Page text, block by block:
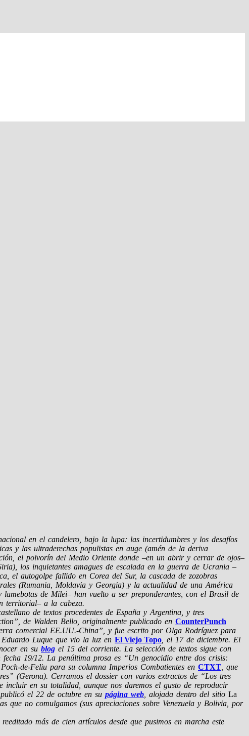
en el candelero, bajo la lupa: las incertidumbres y los desafíos
y las ultraderechas populistas en auge (amén de la deriva
el polvorín del Medio Oriente donde –en un abrir y cerrar de ojos–
los inquietantes amagues de escalada en la guerra de Ucrania –
el autogolpe fallido en Corea del Sur, la cascada de zozobras
(Rumania, Moldavia y Georgia) y la actualidad de una América
de Milei– han vuelto a ser preponderantes, con el Brasil de
territorial– a la cabeza.
de textos procedentes de España y Argentina, y tres
de Walden Bello, originalmente publicado en CounterPunch
comercial EE.UU.-China”, y fue escrito por Olga Rodríguez para
Luque que vio la luz en El Viejo Topo, el 17 de diciembre. El
en su blog el 15 del corriente. La selección de textos sigue con
19/12. La penúltima prosa es “Un genocidio entre dos crisis:
de-Feliu para su columna Imperios Combatientes en CTXT, que
(Gerona). Cerramos el dossier con varios extractos de “Los tres
incluir en su totalidad, aunque nos daremos el gusto de reproducir
el 22 de octubre en su página web, alojada dentro del sitio La
no comulgamos (sus apreciaciones sobre Venezuela y Bolivia, por
más de cien artículos desde que pusimos en marcha este